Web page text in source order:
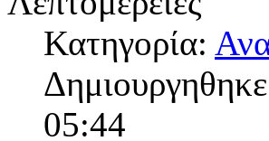
Κατηγορία:
05:44